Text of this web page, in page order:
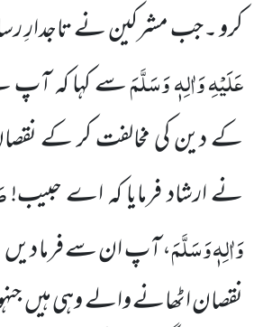
کرو ۔جب مشرکین نے تاجدارِ
عَلَیْہِ وَاٰلِہٖ وَسَلَّمَسے کہا کہ آپ
کے دین کی مخالفت کر کے
نے ارشاد فرمایا کہ اے حبیب!
وَاٰلِہٖ وَسَلَّمَ، آپ ان سے فرما
نقصان اٹھانے والے وہی ہیں